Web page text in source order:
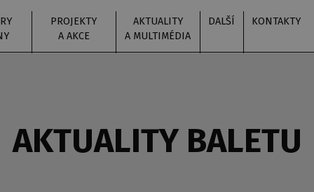
PROJEKTY
A AKCE
AKTUALITY
A MULTIMÉDIA
DALŠÍ KONTAKTY
AKTUALITY BALETU